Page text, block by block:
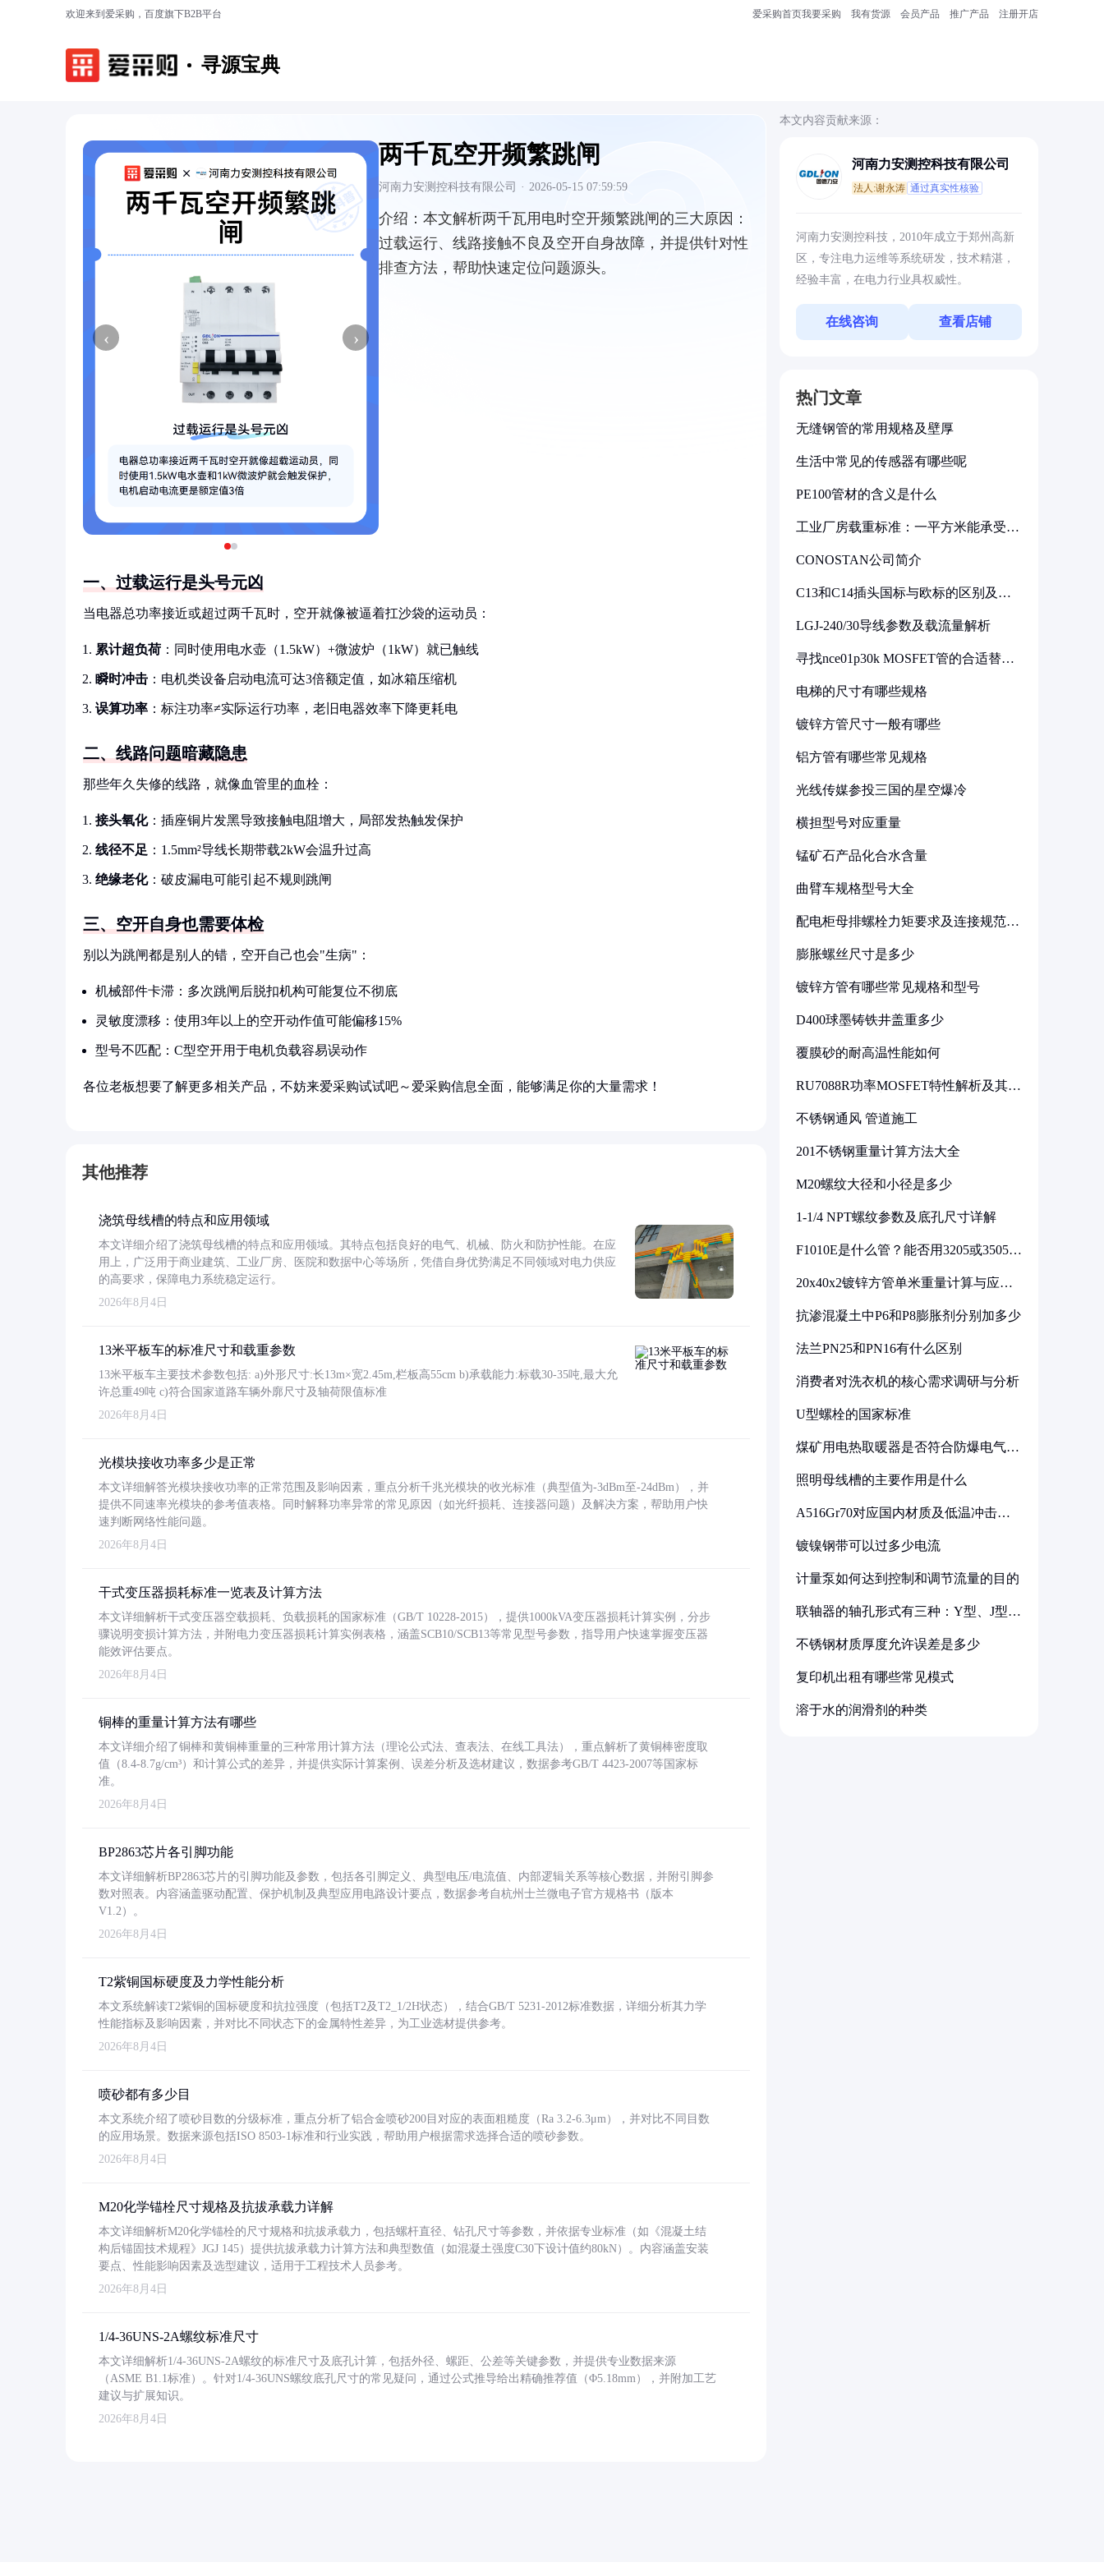
欢迎来到爱采购，百度旗下B2B平台 爱采购首页我要采购 我有货源 会员产品 推广产品 注册开店
寻源宝典
‹ ›
两千瓦空开频繁跳闸
河南力安测控科技有限公司 · 2026-05-15 07:59:59
介绍： 本文解析两千瓦用电时空开频繁跳闸的三大原因：
过载运行、线路接触不良及空开自身故障，并提供针对性
排查方法，帮助快速定位问题源头。
一、过载运行是头号元凶
当电器总功率接近或超过两千瓦时，空开就像被逼着扛沙袋的运动员：
累计超负荷 ：同时使用电水壶（1.5kW）+微波炉（1kW）就已触线
瞬时冲击 ：电机类设备启动电流可达3倍额定值，如冰箱压缩机
误算功率 ：标注功率≠实际运行功率，老旧电器效率下降更耗电
二、线路问题暗藏隐患
那些年久失修的线路，就像血管里的血栓：
接头氧化：插座铜片发黑导致接触电阻增大，局部发热触发保护
线径不足 ：1.5mm²导线长期带载2kW会温升过高
绝缘老化：破皮漏电可能引起不规则跳闸
三、空开自身也需要体检
别以为跳闸都是别人的错，空开自己也会"生病"：
机械部件卡滞：多次跳闸后脱扣机构可能复位不彻底
灵敏度漂移：使用3年以上的空开动作值可能偏移15%
型号不匹配：C型空开用于电机负载容易误动作
各位老板想要了解更多相关产品，不妨来爱采购试试吧～爱采购信息全面，能够满足你的大量需求！
其他推荐
浇筑母线槽的特点和应用领域
本文详细介绍了浇筑母线槽的特点和应用领域。其特点包括良好的电气、机械、防火和防护性能。在应
用上，广泛用于商业建筑、工业厂房、医院和数据中心等场所，凭借自身优势满足不同领域对电力供应
的高要求，保障电力系统稳定运行。
2026年8月4日
13米平板车的标准尺寸和载重参数
13米平板车主要技术参数包括: a)外形尺寸:长13m×宽2.45m,栏板高55cm b)承载能力:标载30-35吨,最大允
许总重49吨 c)符合国家道路车辆外廓尺寸及轴荷限值标准
2026年8月4日
光模块接收功率多少是正常
本文详细解答光模块接收功率的正常范围及影响因素，重点分析千兆光模块的收光标准（典型值为-3dBm至-24dBm），并
提供不同速率光模块的参考值表格。同时解释功率异常的常见原因（如光纤损耗、连接器问题）及解决方案，帮助用户快
速判断网络性能问题。
2026年8月4日
干式变压器损耗标准一览表及计算方法
本文详细解析干式变压器空载损耗、负载损耗的国家标准（GB/T 10228-2015），提供1000kVA变压器损耗计算实例，分步
骤说明变损计算方法，并附电力变压器损耗计算实例表格，涵盖SCB10/SCB13等常见型号参数，指导用户快速掌握变压器
能效评估要点。
2026年8月4日
铜棒的重量计算方法有哪些
本文详细介绍了铜棒和黄铜棒重量的三种常用计算方法（理论公式法、查表法、在线工具法），重点解析了黄铜棒密度取
值（8.4-8.7g/cm³）和计算公式的差异，并提供实际计算案例、误差分析及选材建议，数据参考GB/T 4423-2007等国家标
准。
2026年8月4日
BP2863芯片各引脚功能
本文详细解析BP2863芯片的引脚功能及参数，包括各引脚定义、典型电压/电流值、内部逻辑关系等核心数据，并附引脚参
数对照表。内容涵盖驱动配置、保护机制及典型应用电路设计要点，数据参考自杭州士兰微电子官方规格书（版本
V1.2）。
2026年8月4日
T2紫铜国标硬度及力学性能分析
本文系统解读T2紫铜的国标硬度和抗拉强度（包括T2及T2_1/2H状态），结合GB/T 5231-2012标准数据，详细分析其力学
性能指标及影响因素，并对比不同状态下的金属特性差异，为工业选材提供参考。
2026年8月4日
喷砂都有多少目
本文系统介绍了喷砂目数的分级标准，重点分析了铝合金喷砂200目对应的表面粗糙度（Ra 3.2-6.3μm），并对比不同目数
的应用场景。数据来源包括ISO 8503-1标准和行业实践，帮助用户根据需求选择合适的喷砂参数。
2026年8月4日
M20化学锚栓尺寸规格及抗拔承载力详解
本文详细解析M20化学锚栓的尺寸规格和抗拔承载力，包括螺杆直径、钻孔尺寸等参数，并依据专业标准（如《混凝土结
构后锚固技术规程》JGJ 145）提供抗拔承载力计算方法和典型数值（如混凝土强度C30下设计值约80kN）。内容涵盖安装
要点、性能影响因素及选型建议，适用于工程技术人员参考。
2026年8月4日
1/4-36UNS-2A螺纹标准尺寸
本文详细解析1/4-36UNS-2A螺纹的标准尺寸及底孔计算，包括外径、螺距、公差等关键参数，并提供专业数据来源
（ASME B1.1标准）。针对1/4-36UNS螺纹底孔尺寸的常见疑问，通过公式推导给出精确推荐值（Φ5.18mm），并附加工艺
建议与扩展知识。
2026年8月4日
本文内容贡献来源：
河南力安测控科技有限公司
法人:谢永涛 通过真实性核验
河南力安测控科技，2010年成立于郑州高新
区，专注电力运维等系统研发，技术精湛，
经验丰富，在电力行业具权威性。
在线咨询 查看店铺
热门文章
无缝钢管的常用规格及壁厚
生活中常见的传感器有哪些呢
PE100管材的含义是什么
工业厂房载重标准：一平方米能承受多
CONOSTAN公司简介
C13和C14插头国标与欧标的区别及其
LGJ-240/30导线参数及载流量解析
寻找nce01p30k MOSFET管的合适替代
电梯的尺寸有哪些规格
镀锌方管尺寸一般有哪些
铝方管有哪些常见规格
光线传媒参投三国的星空爆冷
横担型号对应重量
锰矿石产品化合水含量
曲臂车规格型号大全
配电柜母排螺栓力矩要求及连接规范详
膨胀螺丝尺寸是多少
镀锌方管有哪些常见规格和型号
D400球墨铸铁井盖重多少
覆膜砂的耐高温性能如何
RU7088R功率MOSFET特性解析及其在
不锈钢通风 管道施工
201不锈钢重量计算方法大全
M20螺纹大径和小径是多少
1-1/4 NPT螺纹参数及底孔尺寸详解
F1010E是什么管？能否用3205或3505代
20x40x2镀锌方管单米重量计算与应用
抗渗混凝土中P6和P8膨胀剂分别加多少
法兰PN25和PN16有什么区别
消费者对洗衣机的核心需求调研与分析
U型螺栓的国家标准
煤矿用电热取暖器是否符合防爆电气设
照明母线槽的主要作用是什么
A516Gr70对应国内材质及低温冲击要
镀镍钢带可以过多少电流
计量泵如何达到控制和调节流量的目的
联轴器的轴孔形式有三种：Y型、J型、
不锈钢材质厚度允许误差是多少
复印机出租有哪些常见模式
溶于水的润滑剂的种类